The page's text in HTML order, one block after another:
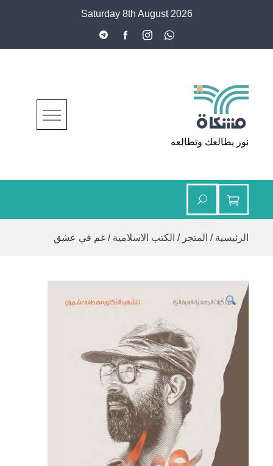
Saturday 8th August 2026
مشكاة
نور يطالعك وتطالعه
الرئيسية / المتجر / الكتب الاسلامية / غم في عشق